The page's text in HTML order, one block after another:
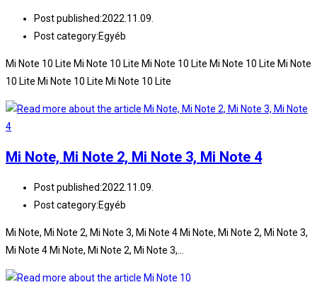
Post published:2022.11.09.
Post category:Egyéb
Mi Note 10 Lite Mi Note 10 Lite Mi Note 10 Lite Mi Note 10 Lite Mi Note
10 Lite Mi Note 10 Lite Mi Note 10 Lite
Mi Note, Mi Note 2, Mi Note 3, Mi Note 4
Post published:2022.11.09.
Post category:Egyéb
Mi Note, Mi Note 2, Mi Note 3, Mi Note 4 Mi Note, Mi Note 2, Mi Note 3,
Mi Note 4 Mi Note, Mi Note 2, Mi Note 3,…